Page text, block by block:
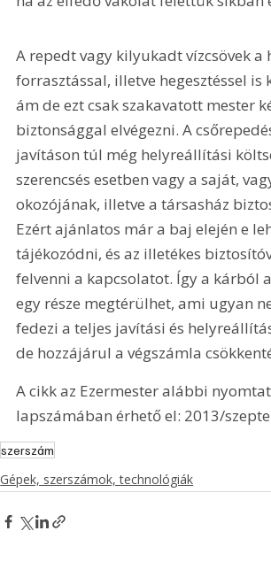
A repedt vagy kilyukadt vízcsövek a
forrasztással, illetve hegesztéssel is
ám de ezt csak szakavatott mester
biztonsággal elvégezni. A
javításon túl még helyreállítási
szerencsés esetben vagy a saját,
okozójának, illetve a társasház
Ezért ajánlatos már a baj elején e
tájékozódni, és az illetékes
felvenni a kapcsolatot. Így a kárból
egy része megtérülhet, ami ugyan
fedezi a teljes javítási és
de hozzájárul a végszámla
A cikk az Ezermester alábbi
lapszámában érhető el: 2013/
szerszám
Gépek, szerszámok, technológiák